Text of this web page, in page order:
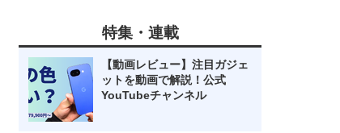
特集・連載
【動画レビュー】注目ガジェ
ットを動画で解説！公式
YouTubeチャンネル